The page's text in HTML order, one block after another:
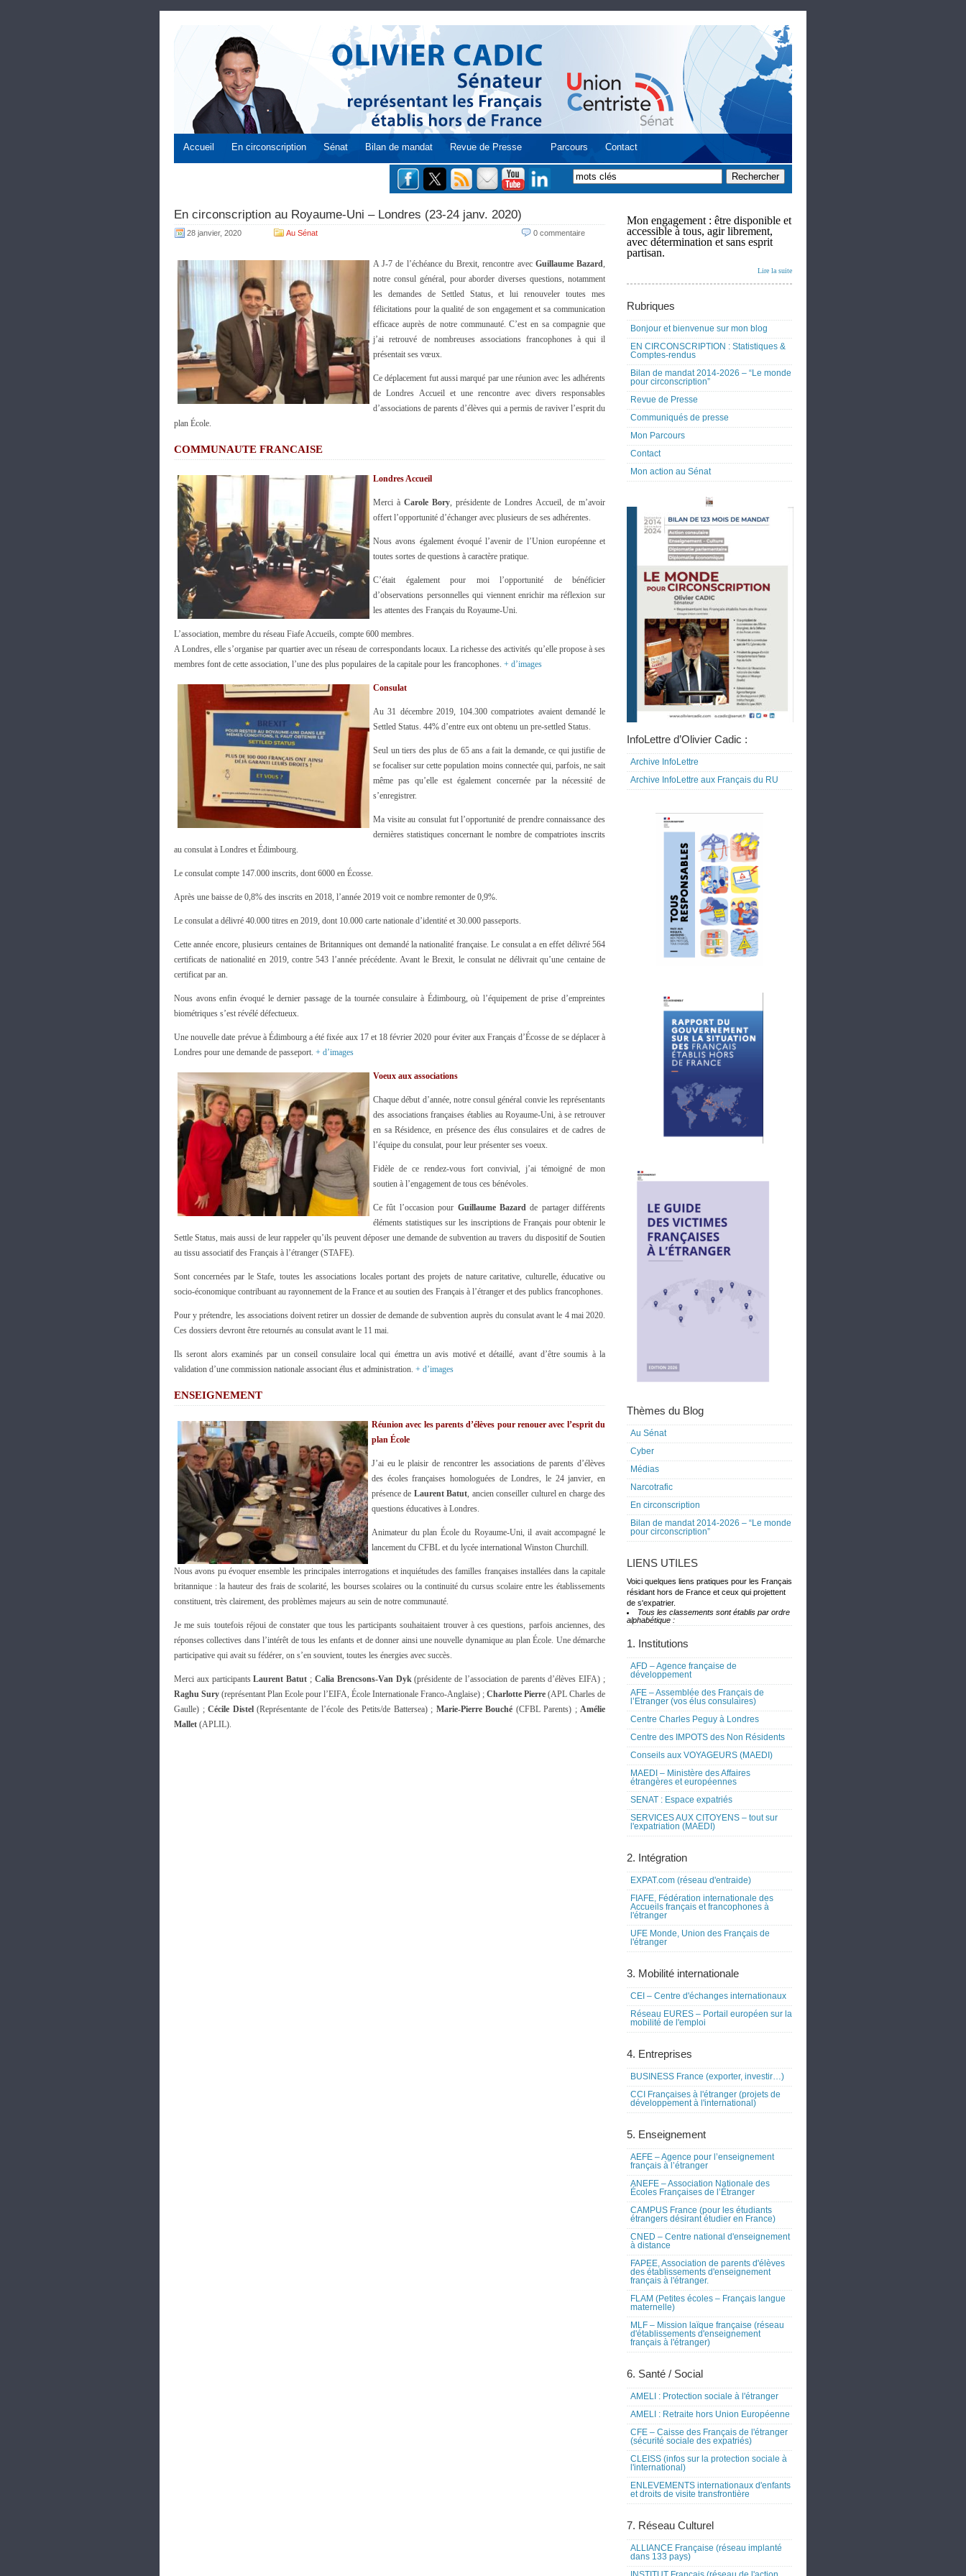
Accueil En circonscription Sénat Bilan de mandat Revue de Presse Parcours Contact
En circonscription au Royaume-Uni – Londres (23-24 janv. 2020)
28 janvier, 2020 Au Sénat 0 commentaire
A J-7 de l’échéance du Brexit, rencontre avec Guillaume Bazard,
notre consul général, pour aborder diverses questions, notamment
les demandes de Settled Status, et lui renouveler toutes mes
félicitations pour la qualité de son engagement et sa communication
efficace auprès de notre communauté. C’est en sa compagnie que
j’ai retrouvé de nombreuses associations francophones à qui il
présentait ses vœux.
Ce déplacement fut aussi marqué par une réunion avec les adhérents
de Londres Accueil et une rencontre avec divers responsables
d’associations de parents d’élèves qui a permis de raviver l’esprit du
plan École.
COMMUNAUTE FRANCAISE
Londres Accueil
Merci à Carole Bory, présidente de Londres Accueil, de m’avoir
offert l’opportunité d’échanger avec plusieurs de ses adhérentes.
Nous avons également évoqué l’avenir de l’Union européenne et
toutes sortes de questions à caractère pratique.
C’était également pour moi l’opportunité de bénéficier
d’observations personnelles qui viennent enrichir ma réflexion sur
les attentes des Français du Royaume-Uni.
L’association, membre du réseau Fiafe Accueils, compte 600 membres.
A Londres, elle s’organise par quartier avec un réseau de correspondants locaux. La richesse des activités qu’elle propose à ses
membres font de cette association, l’une des plus populaires de la capitale pour les francophones. + d’images
Consulat
Au 31 décembre 2019, 104.300 compatriotes avaient demandé le
Settled Status. 44% d’entre eux ont obtenu un pre-settled Status.
Seul un tiers des plus de 65 ans a fait la demande, ce qui justifie de
se focaliser sur cette population moins connectée qui, parfois, ne sait
même pas qu’elle est également concernée par la nécessité de
s’enregistrer.
Ma visite au consulat fut l’opportunité de prendre connaissance des
dernières statistiques concernant le nombre de compatriotes inscrits
au consulat à Londres et Édimbourg.
Le consulat compte 147.000 inscrits, dont 6000 en Écosse.
Après une baisse de 0,8% des inscrits en 2018, l’année 2019 voit ce nombre remonter de 0,9%.
Le consulat a délivré 40.000 titres en 2019, dont 10.000 carte nationale d’identité et 30.000 passeports.
Cette année encore, plusieurs centaines de Britanniques ont demandé la nationalité française. Le consulat a en effet délivré 564
certificats de nationalité en 2019, contre 543 l’année précédente. Avant le Brexit, le consulat ne délivrait qu’une centaine de
certificat par an.
Nous avons enfin évoqué le dernier passage de la tournée consulaire à Édimbourg, où l’équipement de prise d’empreintes
biométriques s’est révélé défectueux.
Une nouvelle date prévue à Édimbourg a été fixée aux 17 et 18 février 2020 pour éviter aux Français d’Écosse de se déplacer à
Londres pour une demande de passeport. + d’images
Voeux aux associations
Chaque début d’année, notre consul général convie les représentants
des associations françaises établies au Royaume-Uni, à se retrouver
en sa Résidence, en présence des élus consulaires et de cadres de
l’équipe du consulat, pour leur présenter ses voeux.
Fidèle de ce rendez-vous fort convivial, j’ai témoigné de mon
soutien à l’engagement de tous ces bénévoles.
Ce fût l’occasion pour Guillaume Bazardde partager différents
éléments statistiques sur les inscriptions de Français pour obtenir le
Settle Status, mais aussi de leur rappeler qu’ils peuvent déposer une demande de subvention au travers du dispositif de Soutien
au tissu associatif des Français à l’étranger (STAFE).
Sont concernées par le Stafe, toutes les associations locales portant des projets de nature caritative, culturelle, éducative ou
socio-économique contribuant au rayonnement de la France et au soutien des Français à l’étranger et des publics francophones.
Pour y prétendre, les associations doivent retirer un dossier de demande de subvention auprès du consulat avant le 4 mai 2020.
Ces dossiers devront être retournés au consulat avant le 11 mai.
Ils seront alors examinés par un conseil consulaire local qui émettra un avis motivé et détaillé, avant d’être soumis à la
validation d’une commission nationale associant élus et administration. + d’images
ENSEIGNEMENT
Réunion avec les parents d’élèves pour renouer avec l’esprit du
plan École
J’ai eu le plaisir de rencontrer les associations de parents d’élèves
des écoles françaises homologuées de Londres, le 24 janvier, en
présence de Laurent Batut, ancien conseiller culturel en charge des
questions éducatives à Londres.
Animateur du plan École du Royaume-Uni, il avait accompagné le
lancement du CFBL et du lycée international Winston Churchill.
Nous avons pu évoquer ensemble les principales interrogations et inquiétudes des familles françaises installées dans la capitale
britannique : la hauteur des frais de scolarité, les bourses scolaires ou la continuité du cursus scolaire entre les établissements
constituent, très clairement, des problèmes majeurs au sein de notre communauté.
Je me suis toutefois réjoui de constater que tous les participants souhaitaient trouver à ces questions, parfois anciennes, des
réponses collectives dans l’intérêt de tous les enfants et de donner ainsi une nouvelle dynamique au plan École. Une démarche
participative qui avait su fédérer, on s’en souvient, toutes les énergies avec succès.
Merci aux participantsLaurent Batut ; Calia Brencsons-Van Dyk(présidente de l’association de parents d’élèves EIFA) ;
Raghu Sury (représentant Plan Ecole pour l’EIFA, École Internationale Franco-Anglaise) ; Charlotte Pierre (APL Charles de
Gaulle) ; Cécile Distel(Représentante de l’école des Petits/de Battersea) ; Marie-Pierre Bouché (CFBL Parents) ; Amélie
Mallet (APLIL).
Mon engagement : être disponible et
accessible à tous, agir librement,
avec détermination et sans esprit
partisan.
Lire la suite
Rubriques
Bonjour et bienvenue sur mon blog
EN CIRCONSCRIPTION : Statistiques &
Comptes-rendus
Bilan de mandat 2014-2026 – “Le monde
pour circonscription”
Revue de Presse
Communiqués de presse
Mon Parcours
Contact
Mon action au Sénat
InfoLettre d’Olivier Cadic :
Archive InfoLettre
Archive InfoLettre aux Français du RU
Thèmes du Blog
Au Sénat
Cyber
Médias
Narcotrafic
En circonscription
Bilan de mandat 2014-2026 – “Le monde
pour circonscription”
LIENS UTILES
Voici quelques liens pratiques pour les Français
résidant hors de France et ceux qui projettent
de s'expatrier.
Tous les classements sont établis par ordre
alphabétique :
1. Institutions
AFD – Agence française de
développement
AFE – Assemblée des Français de
l’Etranger (vos élus consulaires)
Centre Charles Peguy à Londres
Centre des IMPOTS des Non Résidents
Conseils aux VOYAGEURS (MAEDI)
MAEDI – Ministère des Affaires
étrangères et européennes
SENAT : Espace expatriés
SERVICES AUX CITOYENS – tout sur
l'expatriation (MAEDI)
2. Intégration
EXPAT.com (réseau d'entraide)
FIAFE, Fédération internationale des
Accueils français et francophones à
l'étranger
UFE Monde, Union des Français de
l'étranger
3. Mobilité internationale
CEI – Centre d'échanges internationaux
Réseau EURES – Portail européen sur la
mobilité de l'emploi
4. Entreprises
BUSINESS France (exporter, investir…)
CCI Françaises à l'étranger (projets de
développement à l'international)
5. Enseignement
AEFE – Agence pour l’enseignement
français à l’étranger
ANEFE – Association Nationale des
Écoles Françaises de l’Étranger
CAMPUS France (pour les étudiants
étrangers désirant étudier en France)
CNED – Centre national d'enseignement
à distance
FAPEE, Association de parents d'élèves
des établissements d'enseignement
français à l'étranger.
FLAM (Petites écoles – Français langue
maternelle)
MLF – Mission laïque française (réseau
d'établissements d'enseignement
français à l'étranger)
6. Santé / Social
AMELI : Protection sociale à l'étranger
AMELI : Retraite hors Union Européenne
CFE – Caisse des Français de l'étranger
(sécurité sociale des expatriés)
CLEISS (infos sur la protection sociale à
l'international)
ENLEVEMENTS internationaux d'enfants
et droits de visite transfrontière
7. Réseau Culturel
ALLIANCE Française (réseau implanté
dans 133 pays)